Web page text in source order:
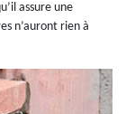
assure une
n’auront rien à